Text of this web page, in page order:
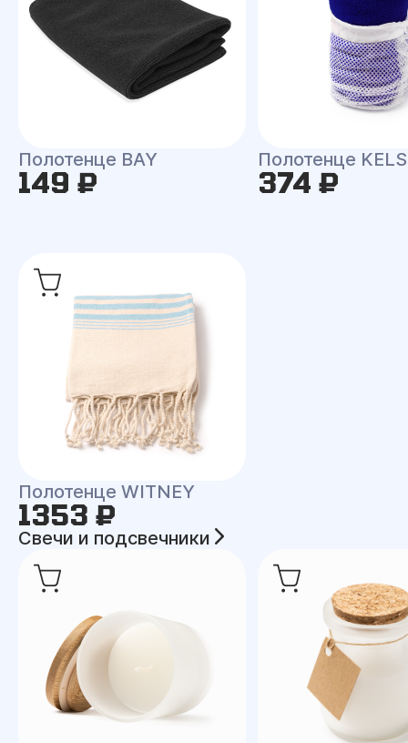
Полотенце BAY
149 ₽
Полотенце
374 ₽
Полотенце WITNEY
1353 ₽
Свечи и подсвечники